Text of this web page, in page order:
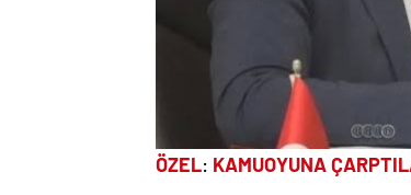
ÖZEL: KAMUOYUNA